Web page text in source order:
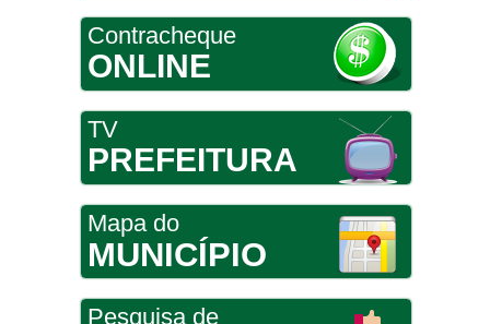
Contracheque
ONLINE
TV
PREFEITURA
Mapa do
MUNICÍPIO
Pesquisa de